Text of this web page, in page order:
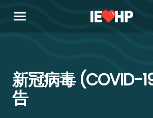
menu
新冠病毒 (COVID-
告